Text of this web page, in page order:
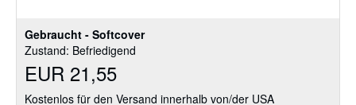
Gebraucht - Softcover
Zustand: Befriedigend
EUR 21,55
Kostenlos für den Versand innerhalb von/der USA